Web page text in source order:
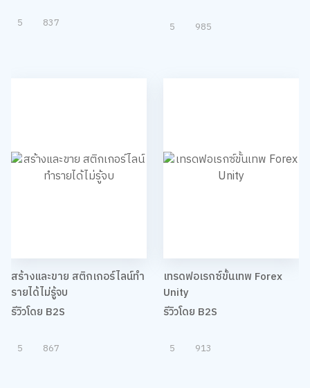
5 837 5 985
สร้างและขาย สติกเกอร์ไลน์ทำ
รายได้ไม่รู้จบ
รีวิวโดย B2S
5 867
เทรดฟอเรกซ์ขั้นเทพ Forex
Unity
รีวิวโดย B2S
5 913